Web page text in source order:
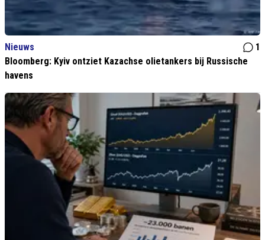
Nieuws
1
Bloomberg: Kyiv ontziet Kazachse olietankers bij Russische
havens